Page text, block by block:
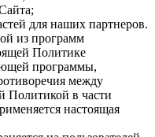
для наших партнеров.
из программ
Политике
программы,
между
Политикой в части
настоящая